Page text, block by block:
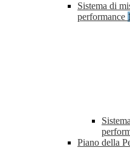
Sistema di
performance 1
Piano della